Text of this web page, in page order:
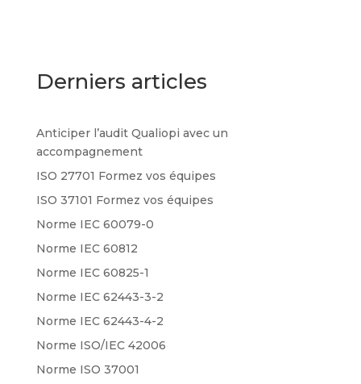
Derniers articles
Anticiper l’audit Qualiopi avec un
accompagnement
ISO 27701 Formez vos équipes
ISO 37101 Formez vos équipes
Norme IEC 60079-0
Norme IEC 60812
Norme IEC 60825-1
Norme IEC 62443-3-2
Norme IEC 62443-4-2
Norme ISO/IEC 42006
Norme ISO 37001